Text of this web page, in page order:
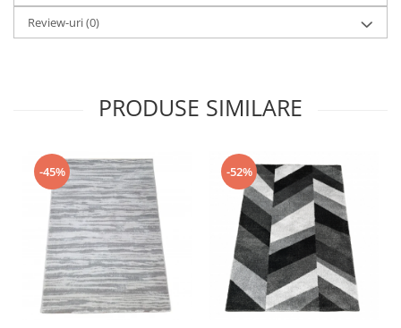
Review-uri(0)
PRODUSE SIMILARE
-45% -52%